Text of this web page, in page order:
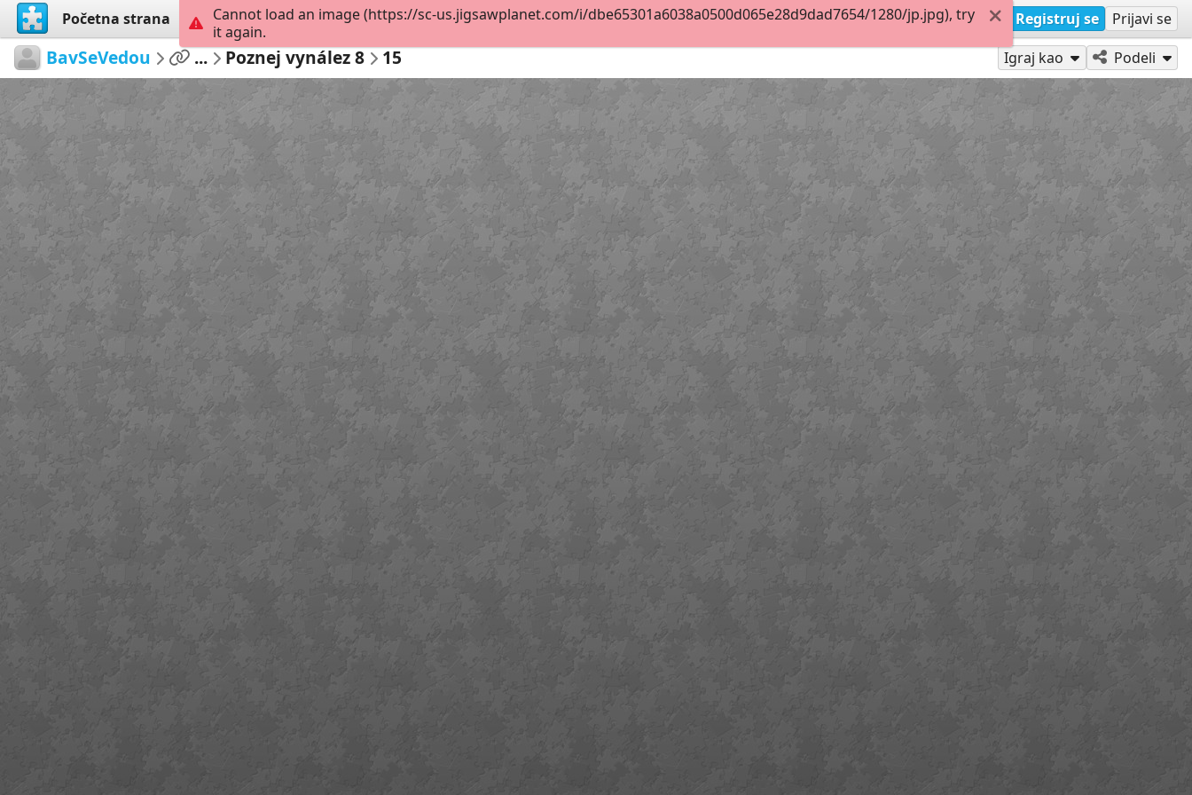
Početna strana Istraži Kreiraj Registruj se Prijavi se
BavSeVedou ... Poznej vynález 8 15 Igraj kao Podeli
Cannot load an image (https://sc-us.jigsawplanet.com/i/dbe65301a6038a0500d065e28d9dad7654/1280/jp.jpg), try
it again.